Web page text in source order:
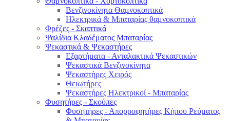
Βενζινοκίνητα Θαμνοκοπτικά
Ηλεκτρικά & Μπαταρίας θαμνοκοπτικά
Φρέζες - Σκαπτικά
Ψαλίδια Κλαδέματος Μπαταρίας
Ψεκαστικά & Ψεκαστήρες
Εξαρτήματα - Ανταλακτικά Ψεκαστικών
Ψεκαστικά Βενζινοκίνητα
Ψεκαστήρες Χειρός
Θειωτήρες
Ψεκαστήρες Ηλεκτρικοί - Μπαταρίας
Φυσητήρες - Σκούπες
Φυσητήρες - Απορροφητήρες Κήπου Ρεύματος